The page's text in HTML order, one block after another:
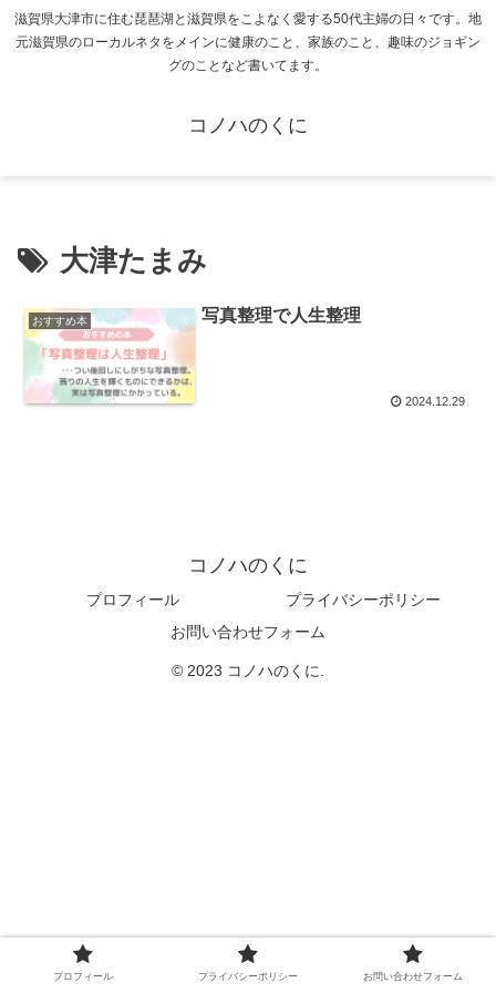
滋賀県大津市に住む琵琶湖と滋賀県をこよなく愛する50代主婦の日々です。地
元滋賀県のローカルネタをメインに健康のこと、家族のこと、趣味のジョギン
グのことなど書いてます。
コノハのくに
大津たまみ
おすすめ本 写真整理で人生整理
2024.12.29
コノハのくに
プロフィール
プライバシーポリシー
お問い合わせフォーム
© 2023 コノハのくに.
プロフィール プライバシーポリシー お問い合わせフォーム